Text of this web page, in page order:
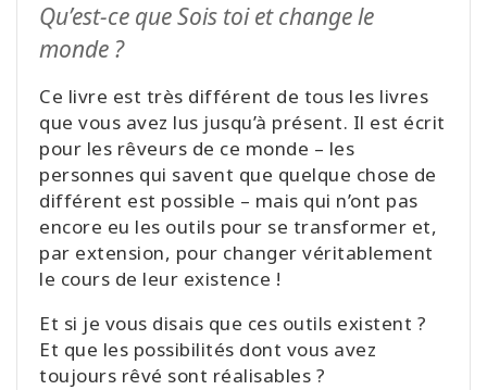
Qu’est-ce que Sois toi et change le
monde ?
Ce livre est très différent de tous les livres
que vous avez lus jusqu’à présent. Il est écrit
pour les rêveurs de ce monde – les
personnes qui savent que quelque chose de
différent est possible – mais qui n’ont pas
encore eu les outils pour se transformer et,
par extension, pour changer véritablement
le cours de leur existence !
Et si je vous disais que ces outils existent ?
Et que les possibilités dont vous avez
toujours rêvé sont réalisables ?